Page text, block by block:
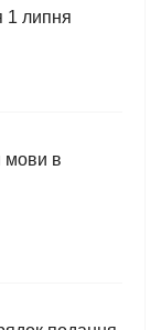
1 липня
мови в